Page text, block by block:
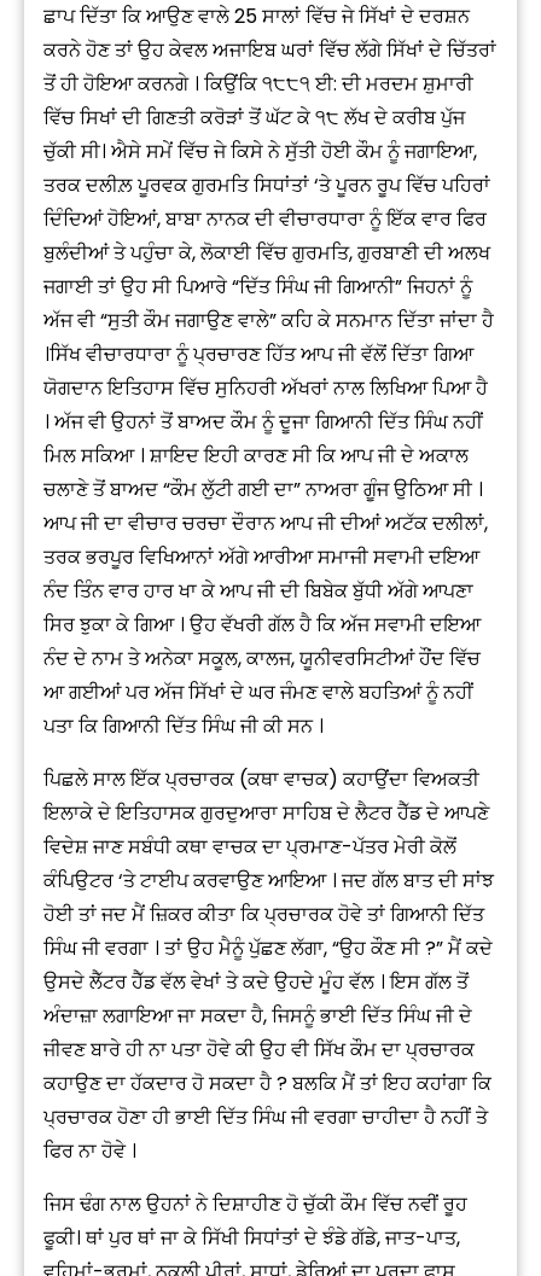
ਛਾਪ ਦਿੱਤਾ ਕਿ ਆਉਣ ਵਾਲੇ 25 ਸਾਲਾਂ ਵਿੱਚ ਜੇ ਸਿੱਖਾਂ ਦੇ ਦਰਸ਼ਨ
ਕਰਨੇ ਹੋਣ ਤਾਂ ਉਹ ਕੇਵਲ ਅਜਾਇਬ ਘਰਾਂ ਵਿੱਚ ਲੱਗੇ ਸਿੱਖਾਂ ਦੇ ਚਿੱਤਰਾਂ
ਤੋਂ ਹੀ ਹੋਇਆ ਕਰਨਗੇ । ਕਿਉਂਕਿ ੧੮੮੧ ਈ: ਦੀ ਮਰਦਮ ਸ਼ੁਮਾਰੀ
ਵਿੱਚ ਸਿਖਾਂ ਦੀ ਗਿਣਤੀ ਕਰੋੜਾਂ ਤੋਂ ਘੱਟ ਕੇ ੧੮ ਲੱਖ ਦੇ ਕਰੀਬ ਪੁੱਜ
ਚੁੱਕੀ ਸੀ। ਐਸੇ ਸਮੇਂ ਵਿੱਚ ਜੇ ਕਿਸੇ ਨੇ ਸੁੱਤੀ ਹੋਈ ਕੌਮ ਨੂੰ ਜਗਾਇਆ,
ਤਰਕ ਦਲੀਲ਼ ਪੂਰਵਕ ਗੁਰਮਤਿ ਸਿਧਾਂਤਾਂ ‘ਤੇ ਪੂਰਨ ਰੂਪ ਵਿੱਚ ਪਹਿਰਾਂ
ਦਿੰਦਿਆਂ ਹੋਇਆਂ, ਬਾਬਾ ਨਾਨਕ ਦੀ ਵੀਚਾਰਧਾਰਾ ਨੂੰ ਇੱਕ ਵਾਰ ਫਿਰ
ਬੁਲੰਦੀਆਂ ਤੇ ਪਹੁੰਚਾ ਕੇ, ਲੋਕਾਈ ਵਿੱਚ ਗੁਰਮਤਿ, ਗੁਰਬਾਣੀ ਦੀ ਅਲਖ
ਜਗਾਈ ਤਾਂ ਉਹ ਸੀ ਪਿਆਰੇ “ਦਿੱਤ ਸਿੰਘ ਜੀ ਗਿਆਨੀ” ਜਿਹਨਾਂ ਨੂੰ
ਅੱਜ ਵੀ “ਸੁਤੀ ਕੌਮ ਜਗਾਉਣ ਵਾਲੇ” ਕਹਿ ਕੇ ਸਨਮਾਨ ਦਿੱਤਾ ਜਾਂਦਾ ਹੈ
।ਸਿੱਖ ਵੀਚਾਰਧਾਰਾ ਨੂੰ ਪ੍ਰਚਾਰਣ ਹਿੱਤ ਆਪ ਜੀ ਵੱਲੋਂ ਦਿੱਤਾ ਗਿਆ
ਯੋਗਦਾਨ ਇਤਿਹਾਸ ਵਿੱਚ ਸੁਨਿਹਰੀ ਅੱਖਰਾਂ ਨਾਲ ਲਿਖਿਆ ਪਿਆ ਹੈ
। ਅੱਜ ਵੀ ਉਹਨਾਂ ਤੋਂ ਬਾਅਦ ਕੌਮ ਨੂੰ ਦੂਜਾ ਗਿਆਨੀ ਦਿੱਤ ਸਿੰਘ ਨਹੀਂ
ਮਿਲ ਸਕਿਆ । ਸ਼ਾਇਦ ਇਹੀ ਕਾਰਣ ਸੀ ਕਿ ਆਪ ਜੀ ਦੇ ਅਕਾਲ
ਚਲਾਣੇ ਤੋਂ ਬਾਅਦ “ਕੌਮ ਲੁੱਟੀ ਗਈ ਦਾ” ਨਾਅਰਾ ਗੂੰਜ ਉਠਿਆ ਸੀ ।
ਆਪ ਜੀ ਦਾ ਵੀਚਾਰ ਚਰਚਾ ਦੌਰਾਨ ਆਪ ਜੀ ਦੀਆਂ ਅਟੱਕ ਦਲੀਲਾਂ,
ਤਰਕ ਭਰਪੂਰ ਵਿਖਿਆਨਾਂ ਅੱਗੇ ਆਰੀਆ ਸਮਾਜੀ ਸਵਾਮੀ ਦਇਆ
ਨੰਦ ਤਿੰਨ ਵਾਰ ਹਾਰ ਖਾ ਕੇ ਆਪ ਜੀ ਦੀ ਬਿਬੇਕ ਬੁੱਧੀ ਅੱਗੇ ਆਪਣਾ
ਸਿਰ ਝੁਕਾ ਕੇ ਗਿਆ । ਉਹ ਵੱਖਰੀ ਗੱਲ ਹੈ ਕਿ ਅੱਜ ਸਵਾਮੀ ਦਇਆ
ਨੰਦ ਦੇ ਨਾਮ ਤੇ ਅਨੇਕਾ ਸਕੂਲ, ਕਾਲਜ, ਯੂਨੀਵਰਸਿਟੀਆਂ ਹੌਂਦ ਵਿੱਚ
ਆ ਗਈਆਂ ਪਰ ਅੱਜ ਸਿੱਖਾਂ ਦੇ ਘਰ ਜੰਮਣ ਵਾਲੇ ਬਹਤਿਆਂ ਨੂੰ ਨਹੀਂ
ਪਤਾ ਕਿ ਗਿਆਨੀ ਦਿੱਤ ਸਿੰਘ ਜੀ ਕੀ ਸਨ ।
ਪਿਛਲੇ ਸਾਲ ਇੱਕ ਪ੍ਰਚਾਰਕ (ਕਥਾ ਵਾਚਕ) ਕਹਾਉਂਦਾ ਵਿਅਕਤੀ
ਇਲਾਕੇ ਦੇ ਇਤਿਹਾਸਕ ਗੁਰਦੁਆਰਾ ਸਾਹਿਬ ਦੇ ਲੈਟਰ ਹੈੱਡ ਦੇ ਆਪਣੇ
ਵਿਦੇਸ਼ ਜਾਣ ਸਬੰਧੀ ਕਥਾ ਵਾਚਕ ਦਾ ਪ੍ਰਮਾਣ-ਪੱਤਰ ਮੇਰੀ ਕੋਲੋਂ
ਕੰਪਿਉਟਰ ‘ਤੇ ਟਾਈਪ ਕਰਵਾਉਣ ਆਇਆ । ਜਦ ਗੱਲ ਬਾਤ ਦੀ ਸਾਂਝ
ਹੋਈ ਤਾਂ ਜਦ ਮੈਂ ਜ਼ਿਕਰ ਕੀਤਾ ਕਿ ਪ੍ਰਚਾਰਕ ਹੋਵੇ ਤਾਂ ਗਿਆਨੀ ਦਿੱਤ
ਸਿੰਘ ਜੀ ਵਰਗਾ । ਤਾਂ ਉਹ ਮੈਨੂੰ ਪੁੱਛਣ ਲੱਗਾ, “ਉਹ ਕੌਣ ਸੀ ?” ਮੈਂ ਕਦੇ
ਉਸਦੇ ਲੈੱਟਰ ਹੈੱਡ ਵੱਲ ਵੇਖਾਂ ਤੇ ਕਦੇ ਉਹਦੇ ਮੂੰਹ ਵੱਲ । ਇਸ ਗੱਲ ਤੋਂ
ਅੰਦਾਜ਼ਾ ਲਗਾਇਆ ਜਾ ਸਕਦਾ ਹੈ, ਜਿਸਨੂੰ ਭਾਈ ਦਿੱਤ ਸਿੰਘ ਜੀ ਦੇ
ਜੀਵਣ ਬਾਰੇ ਹੀ ਨਾ ਪਤਾ ਹੋਵੇ ਕੀ ਉਹ ਵੀ ਸਿੱਖ ਕੌਮ ਦਾ ਪ੍ਰਚਾਰਕ
ਕਹਾਉਣ ਦਾ ਹੱਕਦਾਰ ਹੋ ਸਕਦਾ ਹੈ ? ਬਲਕਿ ਮੈਂ ਤਾਂ ਇਹ ਕਹਾਂਗਾ ਕਿ
ਪ੍ਰਚਾਰਕ ਹੋਣਾ ਹੀ ਭਾਈ ਦਿੱਤ ਸਿੰਘ ਜੀ ਵਰਗਾ ਚਾਹੀਦਾ ਹੈ ਨਹੀਂ ਤੇ
ਫਿਰ ਨਾ ਹੋਵੇ ।
ਜਿਸ ਢੰਗ ਨਾਲ ਉਹਨਾਂ ਨੇ ਦਿਸ਼ਾਹੀਣ ਹੋ ਚੁੱਕੀ ਕੌਮ ਵਿੱਚ ਨਵੀਂ ਰੂਹ
ਫੂਕੀ। ਥਾਂ ਪੁਰ ਥਾਂ ਜਾ ਕੇ ਸਿੱਖੀ ਸਿਧਾਂਤਾਂ ਦੇ ਝੰਡੇ ਗੱਡੇ, ਜਾਤ-ਪਾਤ,